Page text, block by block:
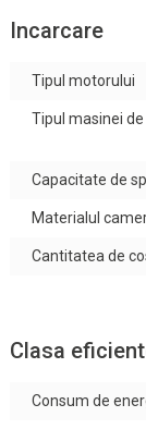
Incarcare
Tipul motorului
Tipul masinei
Capacitate de
Materialul
Cantitatea de
Clasa
Consum de